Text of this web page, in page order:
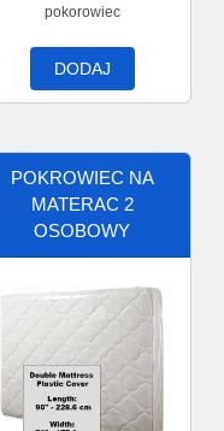
pokorowiec
DODAJ
POKROWIEC NA
MATERAC 2
OSOBOWY